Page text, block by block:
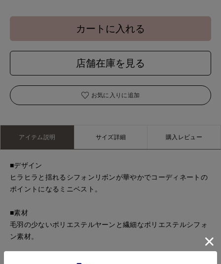
カートに入れる
店舗在庫を見る
お気に入りに追加
アイテム説明 サイズ詳細 購入レビュー
■デザイン
ヒラヒラと揺れるシフォンリボンが華やかでコーディネートの
ポイントになるミニベスト。
■素材
毛羽の少ないポリエステルヤーンと繊細なポリエステルシフォ
ン素材。